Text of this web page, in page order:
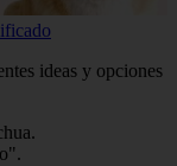
ideas y opciones